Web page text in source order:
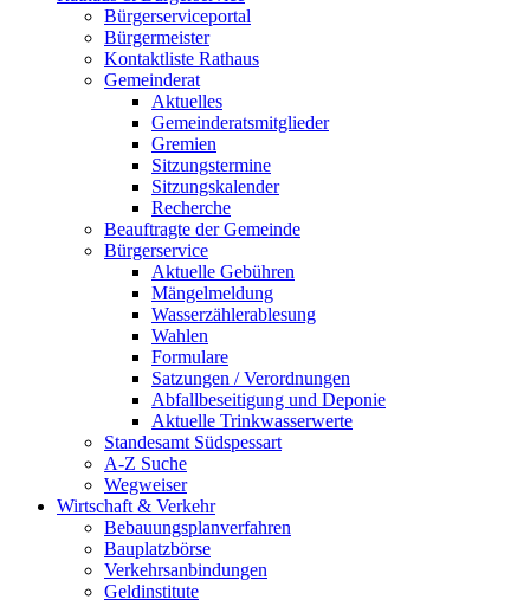
Bürgerserviceportal
Bürgermeister
Kontaktliste Rathaus
Gemeinderat
Aktuelles
Gemeinderatsmitglieder
Gremien
Sitzungstermine
Sitzungskalender
Recherche
Beauftragte der Gemeinde
Bürgerservice
Aktuelle Gebühren
Mängelmeldung
Wasserzählerablesung
Wahlen
Formulare
Satzungen / Verordnungen
Abfallbeseitigung und Deponie
Aktuelle Trinkwasserwerte
Standesamt Südspessart
A-Z Suche
Wegweiser
Wirtschaft & Verkehr
Bebauungsplanverfahren
Bauplatzbörse
Verkehrsanbindungen
Geldinstitute